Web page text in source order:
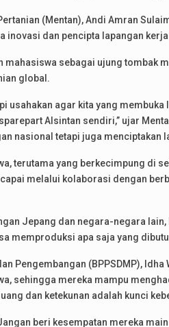
(Mentan), Andi Amran
inovasi dan pencipta lapangan
mahasiswa sebagai ujung tombak
global.
usahakan agar kita yang
Alsintan sendiri,” ujar
nasional tetapi juga menciptakan
terutama yang berkecimpung di
melalui kolaborasi dengan
Jepang dan negara-negara
memproduksi apa saja yang
Pengembangan (BPPSDMP),
sehingga mereka mampu
dan ketekunan adalah kunci
beri kesempatan mereka